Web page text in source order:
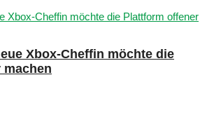
Xbox-Cheffin möchte die